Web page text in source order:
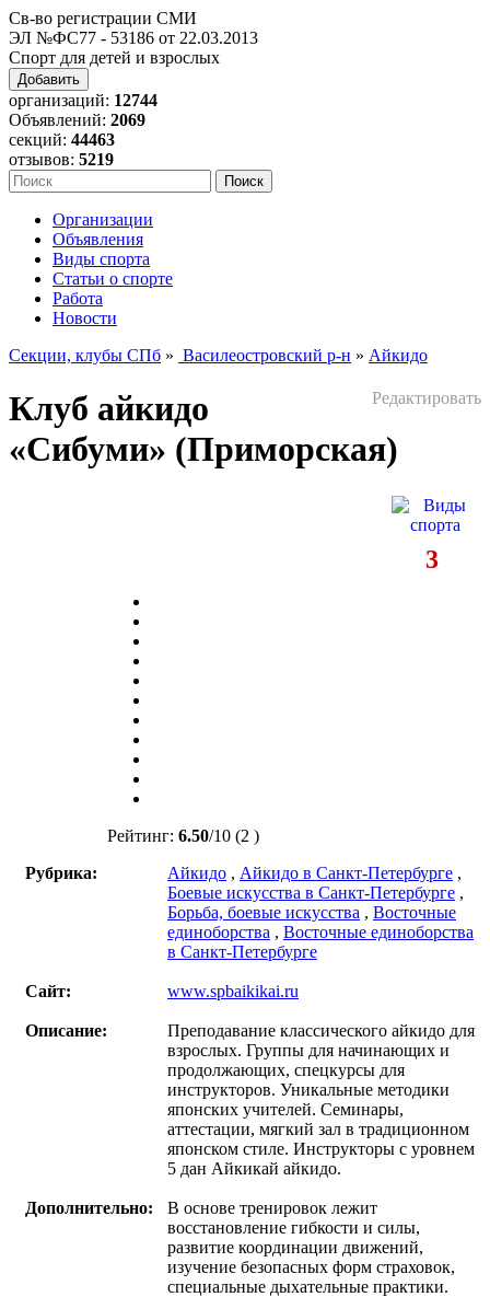
Св-во регистрации СМИ
ЭЛ №ФС77 - 53186 от 22.03.2013
Спорт для детей и взрослых
Добавить
организаций: 12744
Объявлений: 2069
секций: 44463
отзывов: 5219
Организации
Объявления
Виды спорта
Статьи о спорте
Работа
Новости
Секции, клубы СПб » Василеостровский р-н » Айкидо
Редактировать
Клуб айкидо
«Сибуми» (Приморская)
3
Рейтинг: 6.50/10 (2 )
Рубрика:
Айкидо , Айкидо в Санкт-Петербурге ,
Боевые искусства в Санкт-Петербурге ,
Борьба, боевые искусства , Восточные
единоборства , Восточные единоборства
в Санкт-Петербурге
Сайт: www.spbaikikai.ru
Описание:
Преподавание классического айкидо для
взрослых. Группы для начинающих и
продолжающих, спецкурсы для
инструкторов. Уникальные методики
японских учителей. Семинары,
аттестации, мягкий зал в традиционном
японском стиле. Инструкторы с уровнем
5 дан Айкикай айкидо.
Дополнительно:
В основе тренировок лежит
восстановление гибкости и силы,
развитие координации движений,
изучение безопасных форм страховок,
специальные дыхательные практики.